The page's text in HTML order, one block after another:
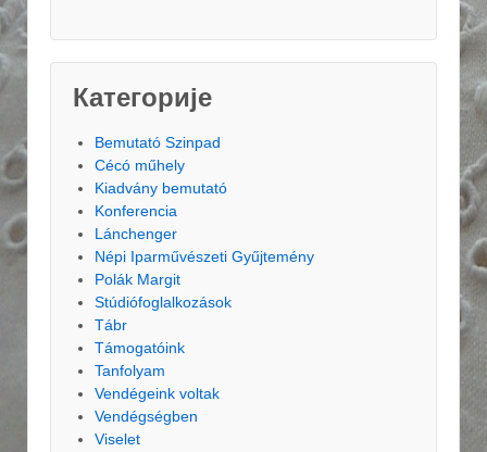
Категорије
Bemutató Szinpad
Cécó műhely
Kiadvány bemutató
Konferencia
Lánchenger
Népi Iparművészeti Gyűjtemény
Polák Margit
Stúdiófoglalkozások
Tábr
Támogatóink
Tanfolyam
Vendégeink voltak
Vendégségben
Viselet